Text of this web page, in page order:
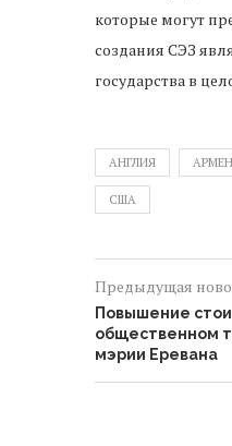
которые могут
создания СЭЗ
государства в
АНГЛИЯ
США
Предыдущая
Повышение
общественном
мэрии Еревана